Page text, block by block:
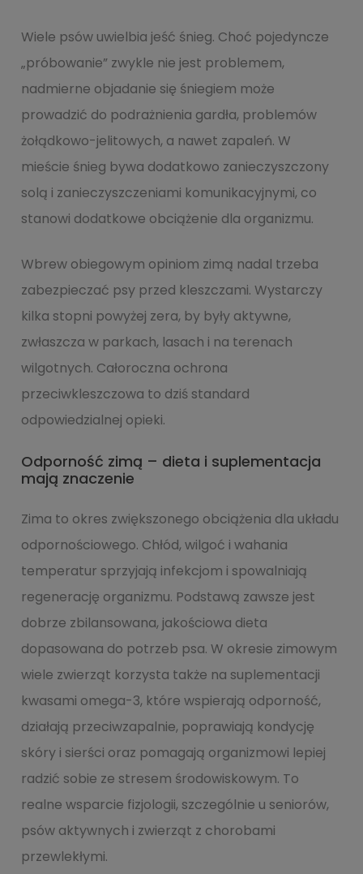
Wiele psów uwielbia jeść śnieg. Choć pojedyncze
„próbowanie” zwykle nie jest problemem,
nadmierne objadanie się śniegiem może
prowadzić do podrażnienia gardła, problemów
żołądkowo-jelitowych, a nawet zapaleń. W
mieście śnieg bywa dodatkowo zanieczyszczony
solą i zanieczyszczeniami komunikacyjnymi, co
stanowi dodatkowe obciążenie dla organizmu.
Wbrew obiegowym opiniom zimą nadal trzeba
zabezpieczać psy przed kleszczami. Wystarczy
kilka stopni powyżej zera, by były aktywne,
zwłaszcza w parkach, lasach i na terenach
wilgotnych. Całoroczna ochrona
przeciwkleszczowa to dziś standard
odpowiedzialnej opieki.
Odporność zimą – dieta i suplementacja
mają znaczenie
Zima to okres zwiększonego obciążenia dla układu
odpornościowego. Chłód, wilgoć i wahania
temperatur sprzyjają infekcjom i spowalniają
regenerację organizmu. Podstawą zawsze jest
dobrze zbilansowana, jakościowa dieta
dopasowana do potrzeb psa. W okresie zimowym
wiele zwierząt korzysta także na suplementacji
kwasami omega-3, które wspierają odporność,
działają przeciwzapalnie, poprawiają kondycję
skóry i sierści oraz pomagają organizmowi lepiej
radzić sobie ze stresem środowiskowym. To
realne wsparcie fizjologii, szczególnie u seniorów,
psów aktywnych i zwierząt z chorobami
przewlekłymi.